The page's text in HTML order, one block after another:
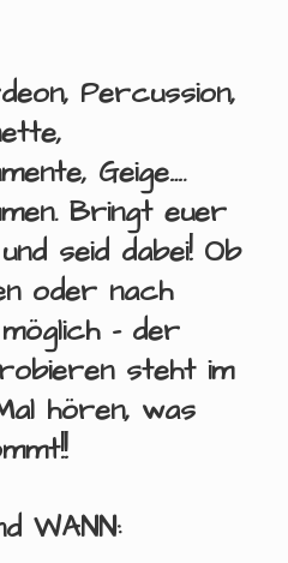
Percussion,
Geige….
Bringt euer
seid dabei! Ob
oder nach
– der
steht im
hören, was
WANN: